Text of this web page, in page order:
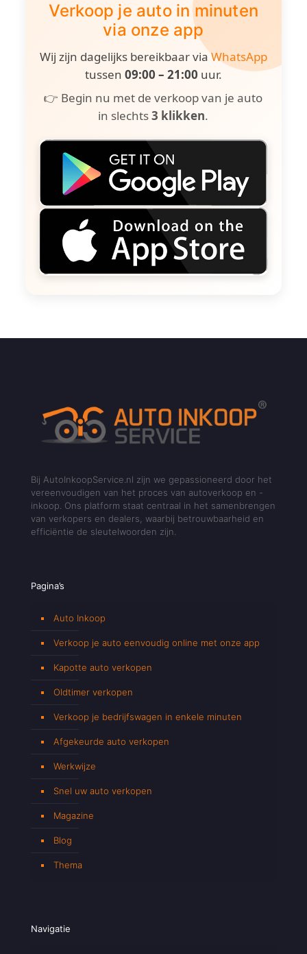
Verkoop je auto in minuten
via onze app
Wij zijn dagelijks bereikbaar viaWhatsApp
tussen 09:00 – 21:00 uur.
👉 Begin nu met de verkoop van je auto
in slechts3 klikken.
Bij AutoInkoopService.nl zijn we gepassioneerd door het
vereenvoudigen van het proces van autoverkoop en -
inkoop. Ons platform staat centraal in het samenbrengen
van verkopers en dealers, waarbij betrouwbaarheid en
efficiëntie de sleutelwoorden zijn.
Pagina’s
Auto Inkoop
Verkoop je auto eenvoudig online met onze app
Kapotte auto verkopen
Oldtimer verkopen
Verkoop je bedrijfswagen in enkele minuten
Afgekeurde auto verkopen
Werkwijze
Snel uw auto verkopen
Magazine
Blog
Thema
Navigatie